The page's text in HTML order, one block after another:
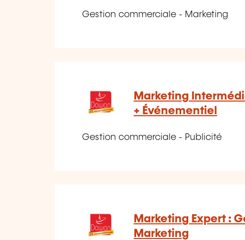
Gestion commerciale - Marketing
Marketing
+ Événementiel
Gestion commerciale - Publicité
Marketing Expert :
Marketing